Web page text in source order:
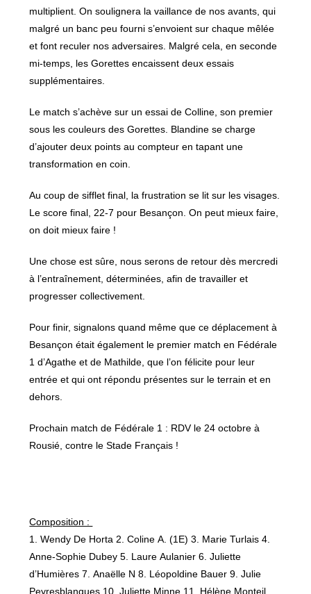
multiplient. On soulignera la vaillance de nos avants, qui
malgré un banc peu fourni s’envoient sur chaque mêlée
et font reculer nos adversaires. Malgré cela, en seconde
mi-temps, les Gorettes encaissent deux essais
supplémentaires.
Le match s’achève sur un essai de Colline, son premier
sous les couleurs des Gorettes. Blandine se charge
d’ajouter deux points au compteur en tapant une
transformation en coin.
Au coup de sifflet final, la frustration se lit sur les visages.
Le score final, 22-7 pour Besançon. On peut mieux faire,
on doit mieux faire !
Une chose est sûre, nous serons de retour dès mercredi
à l’entraînement, déterminées, afin de travailler et
progresser collectivement.
Pour finir, signalons quand même que ce déplacement à
Besançon était également le premier match en Fédérale
1 d’Agathe et de Mathilde, que l’on félicite pour leur
entrée et qui ont répondu présentes sur le terrain et en
dehors.
Prochain match de Fédérale 1 : RDV le 24 octobre à
Rousié, contre le Stade Français !
Composition :
1. Wendy De Horta 2. Coline A. (1E) 3. Marie Turlais 4.
Anne-Sophie Dubey 5. Laure Aulanier 6. Juliette
d’Humières 7. Anaëlle N 8. Léopoldine Bauer 9. Julie
Peyresblanques 10. Juliette Minne 11. Hélène Monteil